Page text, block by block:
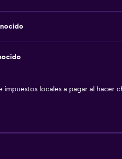
impuestos locales a pagar al hacer